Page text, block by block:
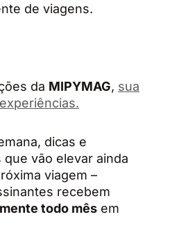
de viagens.
da MIPYMAG, sua
dicas e
vão elevar ainda
viagem –
recebem
todo mês em